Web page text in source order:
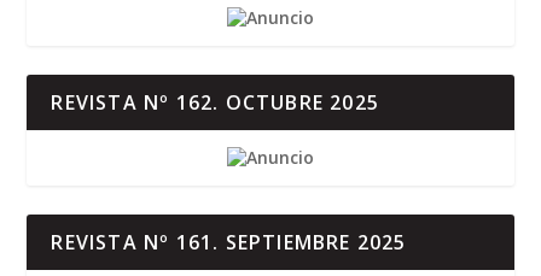
REVISTA Nº 162. OCTUBRE 2025
REVISTA Nº 161. SEPTIEMBRE 2025